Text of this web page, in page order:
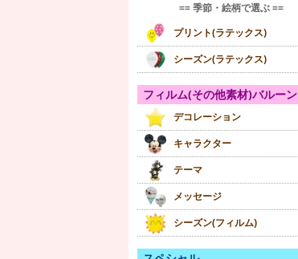
== 季節・絵柄で選ぶ ==
プリント(ラテックス)
シーズン(ラテックス)
フィルム(その他素材)バルーン
デコレーション
キャラクター
テーマ
メッセージ
シーズン(フィルム)